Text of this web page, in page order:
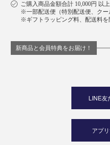
ご購入商品金額合計 10,000円 以
※一部配送便（特別配送便、クー
※ギフトラッピング料、配送料を
新商品と会員特典をお届け！
LINE友
アプ